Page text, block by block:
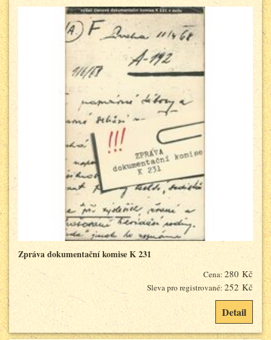
Zpráva dokumentační komise K 231
Cena: 280 Kč
Sleva pro registrované: 252 Kč
Detail